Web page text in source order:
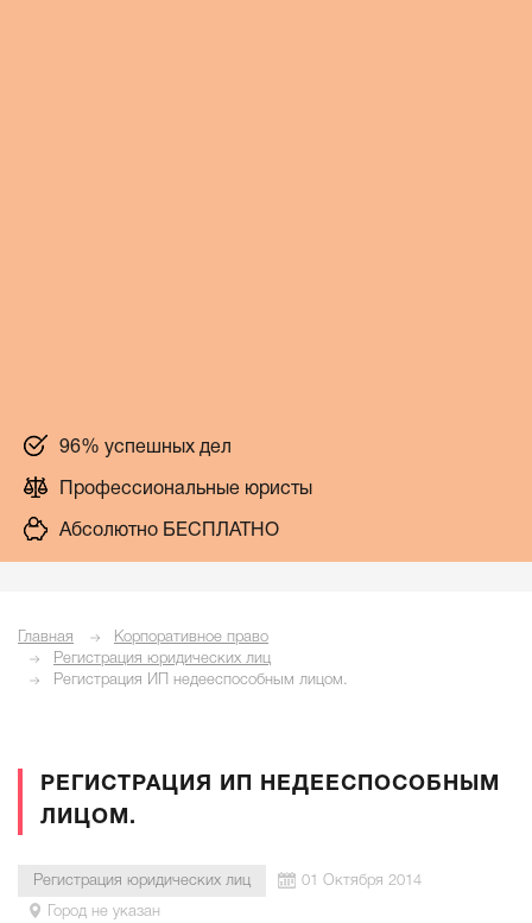
96% успешных дел
Профессиональные юристы
Абсолютно БЕСПЛАТНО
Главная
Корпоративное право
Регистрация юридических лиц
Регистрация ИП недееспособным лицом.
РЕГИСТРАЦИЯ ИП НЕДЕЕСПОСОБНЫМ
ЛИЦОМ.
Регистрация юридических лиц 01 Октября 2014
Город не указан